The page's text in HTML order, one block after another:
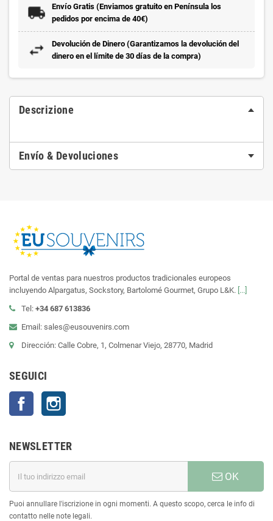
Envío Gratis (Enviamos gratuito en Península los
pedidos por encima de 40€)
Devolución de Dinero (Garantizamos la devolución del
dinero en el límite de 30 días de la compra)
Descrizione
Envío & Devoluciones
Portal de ventas para nuestros productos tradicionales europeos
incluyendo Alpargatus, Sockstory, Bartolomé Gourmet, Grupo L&K. [...]
Tel: +34 687 613836
Email: sales@eusouvenirs.com
Dirección: Calle Cobre, 1, Colmenar Viejo, 28770, Madrid
SEGUICI
Facebook
NEWSLETTER
OK
Puoi annullare l'iscrizione in ogni momenti. A questo scopo, cerca le info di
contatto nelle note legali.